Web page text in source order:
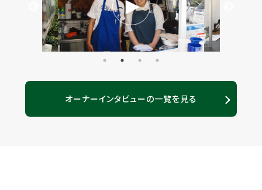
オーナーインタビューの一覧を見る